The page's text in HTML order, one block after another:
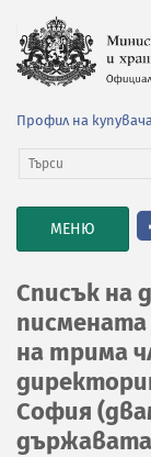
Профил на
TOGGLE
NAVIGATION
МЕНЮ
Списък на
писмената
на трима
София
държавата